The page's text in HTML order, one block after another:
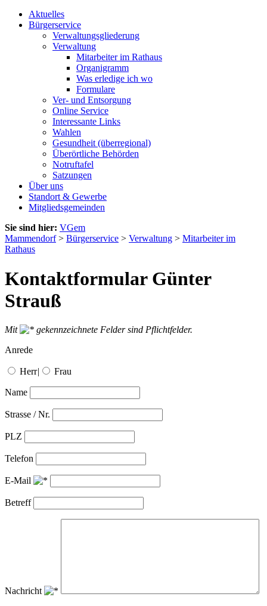
Aktuelles
Bürgerservice
Verwaltungsgliederung
Verwaltung
Mitarbeiter im Rathaus
Organigramm
Was erledige ich wo
Formulare
Ver- und Entsorgung
Online Service
Interessante Links
Wahlen
Gesundheit (überregional)
Überörtliche Behörden
Notruftafel
Satzungen
Über uns
Standort & Gewerbe
Mitgliedsgemeinden
Sie sind hier: VGem
Mammendorf> Bürgerservice > Verwaltung > Mitarbeiter im
Rathaus
Kontaktformular Günter
Strauß
Mit
gekennzeichnete Felder sind Pflichtfelder.
Anrede
Herr| Frau
Name
Strasse / Nr.
PLZ
Telefon
E-Mail
Betreff
Nachricht